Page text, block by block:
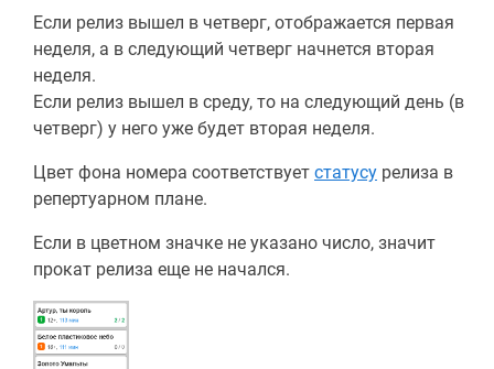
Если релиз вышел в четверг, отображается первая
неделя, а в следующий четверг начнется вторая
неделя.
Если релиз вышел в среду, то на следующий день (в
четверг) у него уже будет вторая неделя.
Цвет фона номера соответствует статусу релиза в
репертуарном плане.
Если в цветном значке не указано число, значит
прокат релиза еще не начался.